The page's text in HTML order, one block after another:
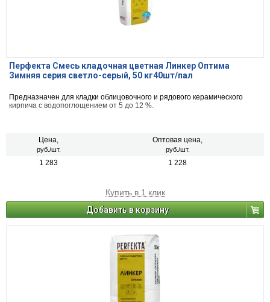
Перфекта Смесь кладочная цветная Линкер Оптима
Зимняя серия светло-серый, 50 кг40шт/пал
Предназначен для кладки облицовочного и рядового керамического
кирпича с водопоглощением от 5 до 12 %.
Цена,
руб./шт.
Оптовая цена,
руб./шт.
1 283 1 228
Купить в 1 клик
Добавить в корзину